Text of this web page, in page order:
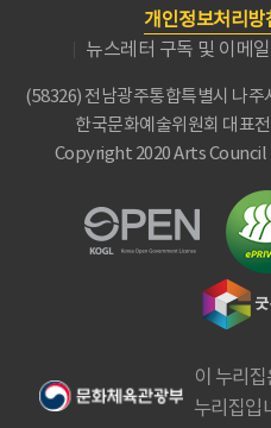
개인정보처리방
뉴스레터 구독 및 이메
(58326) 전남광주통합특별시 나주
한국문화예술위원회 대표
Copyright 2020 Arts
이 누리
누리집입